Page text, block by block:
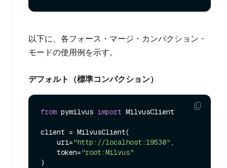
以下に、各フォース・マージ・カンパクション・
モードの使用例を示す。
デフォルト（標準コンパクション）
from pymilvus import MilvusClient
client = MilvusClient(
    uri=
"http://localhost:19530" ,
    token=
"root:Milvus"
)